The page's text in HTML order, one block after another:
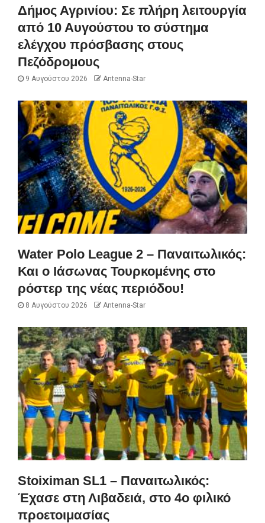
Δήμος Αγρινίου: Σε πλήρη λειτουργία
από 10 Αυγούστου το σύστημα
ελέγχου πρόσβασης στους
Πεζόδρομους
9 Αυγούστου 2026 Antenna-Star
Water Polo League 2 – Παναιτωλικός:
Και ο Ιάσωνας Τουρκομένης στο
ρόστερ της νέας περιόδου!
8 Αυγούστου 2026 Antenna-Star
Stoiximan SL1 – Παναιτωλικός:
Έχασε στη Λιβαδειά, στο 4ο φιλικό
προετοιμασίας